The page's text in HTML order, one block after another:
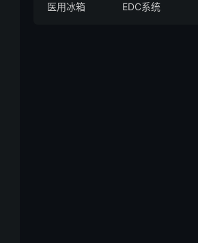
医用冰箱
EDC系统